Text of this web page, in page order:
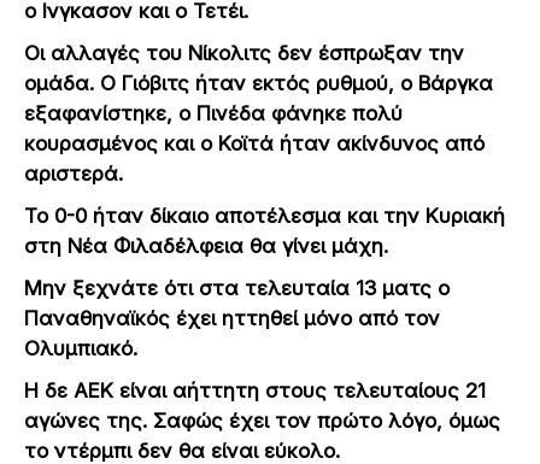
ο Ινγκασον και ο Τετέι.
Οι αλλαγές του Νίκολιτς δεν έσπρωξαν την
ομάδα. Ο Γιόβιτς ήταν εκτός ρυθμού, ο Βάργκα
εξαφανίστηκε, ο Πινέδα φάνηκε πολύ
κουρασμένος και ο Κοϊτά ήταν ακίνδυνος από
αριστερά.
Το 0-0 ήταν δίκαιο αποτέλεσμα και την Κυριακή
στη Νέα Φιλαδέλφεια θα γίνει μάχη.
Μην ξεχνάτε ότι στα τελευταία 13 ματς ο
Παναθηναϊκός έχει ηττηθεί μόνο από τον
Ολυμπιακό.
Η δε ΑΕΚ είναι αήττητη στους τελευταίους 21
αγώνες της. Σαφώς έχει τον πρώτο λόγο, όμως
το ντέρμπι δεν θα είναι εύκολο.